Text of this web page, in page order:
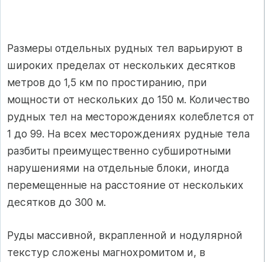
Размеры отдельных рудных тел варьируют в
широких пределах от нескольких десятков
метров до 1,5 км по простиранию, при
мощности от нескольких до 150 м. Количество
рудных тел на месторождениях колеблется от
1 до 99. На всех месторождениях рудные тела
разбиты преимущественно субширотными
нарушениями на отдельные блоки, иногда
перемещенные на расстояние от нескольких
десятков до 300 м.
Руды массивной, вкрапленной и нодулярной
текстур сложены магнохромитом и, в